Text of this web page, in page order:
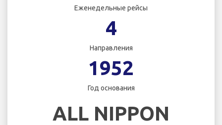
Еженедельные рейсы
4
Направления
1952
Год основания
ALL NIPPON